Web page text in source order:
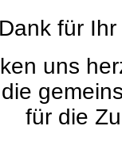
für
uns
für die